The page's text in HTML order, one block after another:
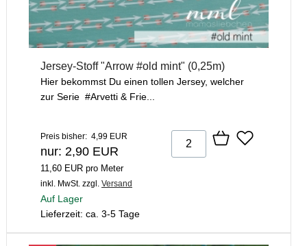
Jersey-Stoff "Arrow #old mint" (0,25m)
Hier bekommst Du einen tollen Jersey, welcher
zur Serie #Arvetti & Frie...
Preis bisher: 4,99 EUR
nur: 2,90 EUR
11,60 EUR pro Meter
inkl. MwSt. zzgl. Versand
Auf Lager
Lieferzeit: ca. 3-5 Tage